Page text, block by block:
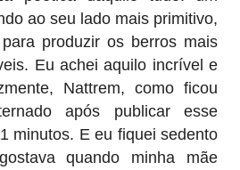
ao seu lado mais primitivo,
produzir os berros mais
Eu achei aquilo incrível e
Nattrem, como ficou
após publicar esse
minutos. E eu fiquei sedento
quando minha mãe